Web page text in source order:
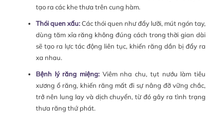
tạo ra các khe thưa trên cung hàm.
Thói quen xấu:Các thói quen như đẩy lưỡi, mút ngón tay,
dùng tăm xỉa răng không đúng cách trong thời gian dài
sẽ tạo ra lực tác động liên tục, khiến răng dần bị đẩy ra
xa nhau.
Bệnh lý răng miệng: Viêm nha chu, tụt nướu làm tiêu
xương ổ răng, khiến răng mất đi sự nâng đỡ vững chắc,
trở nên lung lay và dịch chuyển, từ đó gây ra tình trạng
thưa răng thứ phát.